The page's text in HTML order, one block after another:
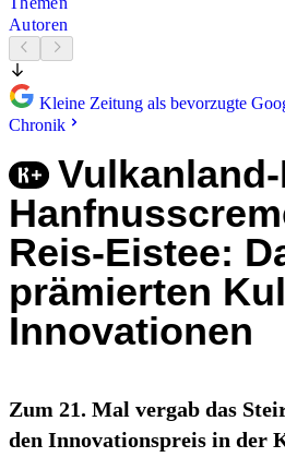
Autoren
Kleine Zeitung als bevorzugte
Chronik
Reis-Eistee:
prämierten
Innovationen
Zum 21. Mal vergab das
den Innovationspreis in der